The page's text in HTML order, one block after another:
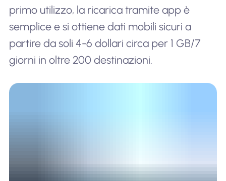
primo utilizzo, la ricarica tramite app è
semplice e si ottiene dati mobili sicuri a
partire da soli 4-6 dollari circa per 1 GB/7
giorni in oltre 200 destinazioni.